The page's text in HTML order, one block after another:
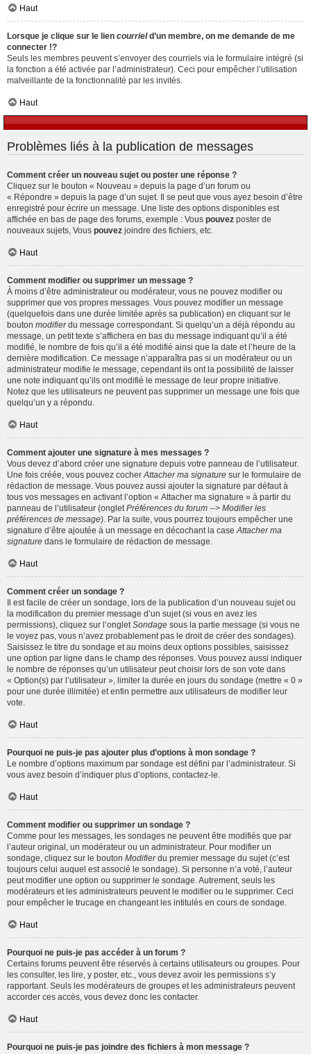
Haut
Lorsque je clique sur le lien courrield’un membre, on me demande de me
connecter !?
Seuls les membres peuvent s’envoyer des courriels via le formulaire intégré (si
la fonction a été activée par l’administrateur). Ceci pour empêcher l’utilisation
malveillante de la fonctionnalité par les invités.
Haut
Problèmes liés à la publication de messages
Comment créer un nouveau sujet ou poster une réponse ?
Cliquez sur le bouton « Nouveau » depuis la page d’un forum ou
« Répondre » depuis la page d’un sujet. Il se peut que vous ayez besoin d’être
enregistré pour écrire un message. Une liste des options disponibles est
affichée en bas de page des forums, exemple : Vous pouvez poster de
nouveaux sujets, Vous pouvez joindre des fichiers, etc.
Haut
Comment modifier ou supprimer un message ?
À moins d’être administrateur ou modérateur, vous ne pouvez modifier ou
supprimer que vos propres messages. Vous pouvez modifier un message
(quelquefois dans une durée limitée après sa publication) en cliquant sur le
bouton modifierdu message correspondant. Si quelqu’un a déjà répondu au
message, un petit texte s’affichera en bas du message indiquant qu’il a été
modifié, le nombre de fois qu’il a été modifié ainsi que la date et l’heure de la
dernière modification. Ce message n’apparaîtra pas si un modérateur ou un
administrateur modifie le message, cependant ils ont la possibilité de laisser
une note indiquant qu’ils ont modifié le message de leur propre initiative.
Notez que les utilisateurs ne peuvent pas supprimer un message une fois que
quelqu’un y a répondu.
Haut
Comment ajouter une signature à mes messages ?
Vous devez d’abord créer une signature depuis votre panneau de l’utilisateur.
Une fois créée, vous pouvez cocher Attacher ma signature sur le formulaire de
rédaction de message. Vous pouvez aussi ajouter la signature par défaut à
tous vos messages en activant l’option « Attacher ma signature » à partir du
panneau de l’utilisateur (onglet Préférences du forum --> Modifier les
préférences de message). Par la suite, vous pourrez toujours empêcher une
signature d’être ajoutée à un message en décochant la case Attacher ma
signature dans le formulaire de rédaction de message.
Haut
Comment créer un sondage ?
Il est facile de créer un sondage, lors de la publication d’un nouveau sujet ou
la modification du premier message d’un sujet (si vous en avez les
permissions), cliquez sur l’onglet Sondage sous la partie message (si vous ne
le voyez pas, vous n’avez probablement pas le droit de créer des sondages).
Saisissez le titre du sondage et au moins deux options possibles, saisissez
une option par ligne dans le champ des réponses. Vous pouvez aussi indiquer
le nombre de réponses qu’un utilisateur peut choisir lors de son vote dans
« Option(s) par l’utilisateur », limiter la durée en jours du sondage (mettre « 0 »
pour une durée illimitée) et enfin permettre aux utilisateurs de modifier leur
vote.
Haut
Pourquoi ne puis-je pas ajouter plus d’options à mon sondage ?
Le nombre d’options maximum par sondage est défini par l’administrateur. Si
vous avez besoin d’indiquer plus d’options, contactez-le.
Haut
Comment modifier ou supprimer un sondage ?
Comme pour les messages, les sondages ne peuvent être modifiés que par
l’auteur original, un modérateur ou un administrateur. Pour modifier un
sondage, cliquez sur le bouton Modifierdu premier message du sujet (c’est
toujours celui auquel est associé le sondage). Si personne n’a voté, l’auteur
peut modifier une option ou supprimer le sondage. Autrement, seuls les
modérateurs et les administrateurs peuvent le modifier ou le supprimer. Ceci
pour empêcher le trucage en changeant les intitulés en cours de sondage.
Haut
Pourquoi ne puis-je pas accéder à un forum ?
Certains forums peuvent être réservés à certains utilisateurs ou groupes. Pour
les consulter, les lire, y poster, etc., vous devez avoir les permissions s’y
rapportant. Seuls les modérateurs de groupes et les administrateurs peuvent
accorder ces accès, vous devez donc les contacter.
Haut
Pourquoi ne puis-je pas joindre des fichiers à mon message ?